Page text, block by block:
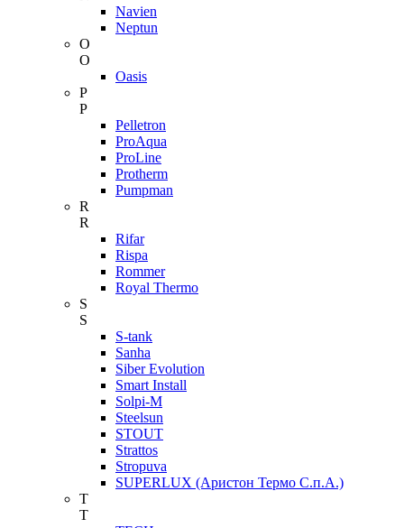
Navien
Neptun
O
O
Oasis
P
P
Pelletron
ProAqua
ProLine
Protherm
Pumpman
R
R
Rifar
Rispa
Rommer
Royal Thermo
S
S
S-tank
Sanha
Siber Evolution
Smart Install
Solpi-M
Steelsun
STOUT
Strattos
Stropuva
SUPERLUX (Аристон Термо С.п.А.)
T
T